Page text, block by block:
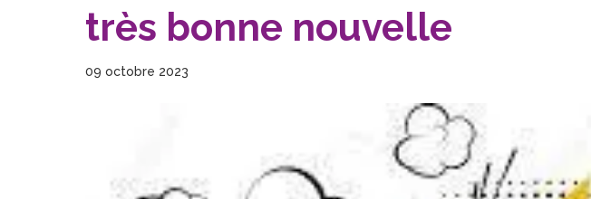
très bonne nouvelle
09 octobre 2023